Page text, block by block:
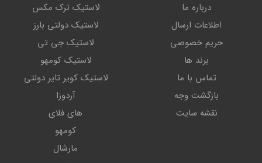
درباره ما
اطلاعات ارسال
حریم خصوصی
برند ها
تماس با ما
بازگشت وجه
نقشه سایت
لاستیک ترک مکس
لاستیک دولتی بارز
لاستیک جی تی
لاستیک کومهو
لاستیک کویر تایر دولتی
آردوزا
های فلای
کومهو
مارشال